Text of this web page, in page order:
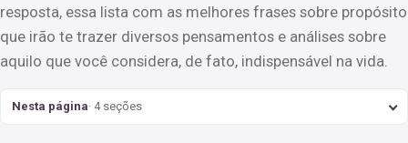
resposta, essa lista com as melhores frases sobre propósito
que irão te trazer diversos pensamentos e análises sobre
aquilo que você considera, de fato, indispensável na vida.
Nesta página· 4 seções